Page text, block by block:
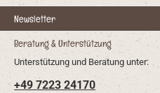
Newsletter
Beratung & Unterstützung
Unterstützung und Beratung unter:
+49 7223 24170